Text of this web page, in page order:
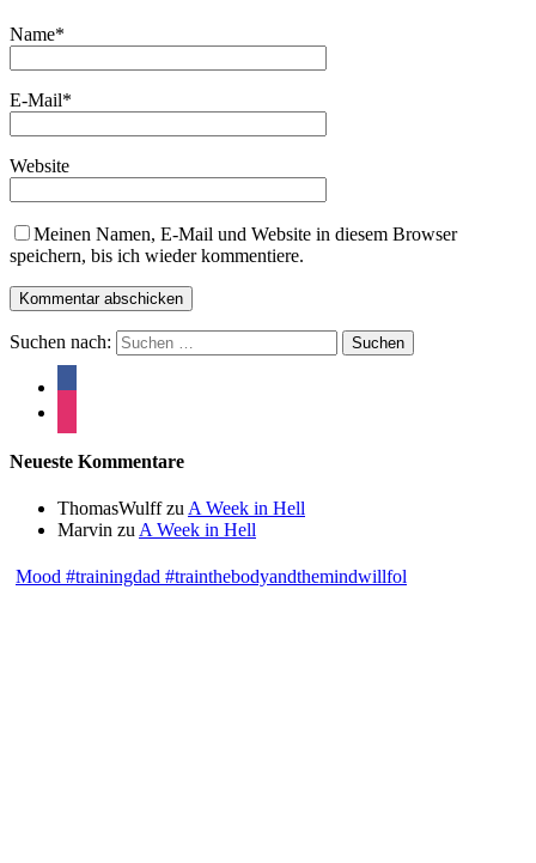
Name*
E-Mail*
Website
Meinen Namen, E-Mail und Website in diesem Browser
speichern, bis ich wieder kommentiere.
Suchen nach:
Neueste Kommentare
ThomasWulffzu A Week in Hell
Marvin zu A Week in Hell
Mood #trainingdad #trainthebodyandthemindwillfol